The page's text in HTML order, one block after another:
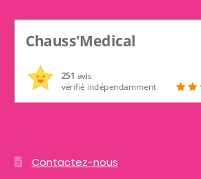
Chauss'Medical
251 avis
vérifié indépendamment
Contactez-nous